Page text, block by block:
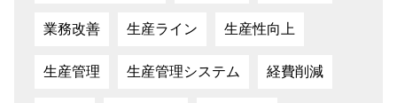
業務改善 生産ライン 生産性向上
生産管理 生産管理システム 経費削減